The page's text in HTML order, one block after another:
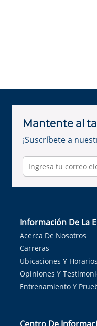
Mantente al
¡Suscríbete a
Información De La
Acerca De Nosotros
Carreras
Ubicaciones Y Horarios
Opiniones Y
Entrenamiento Y